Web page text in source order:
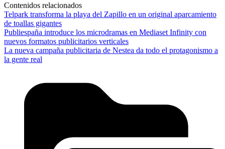
Contenidos relacionados
Telpark transforma la playa del Zapillo en un original aparcamiento
de toallas gigantes
Publiespaña introduce los microdramas en Mediaset Infinity con
nuevos formatos publicitarios verticales
La nueva campaña publicitaria de Nestea da todo el protagonismo a
la gente real